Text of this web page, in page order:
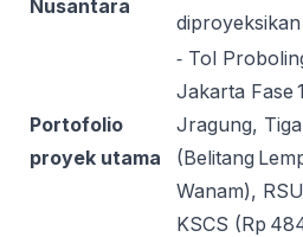
Nusantara
Portofolio
proyek utama
‑ Tol
Jakarta Fase
Jragung,
(Belitang
Wanam),
KSCS (Rp